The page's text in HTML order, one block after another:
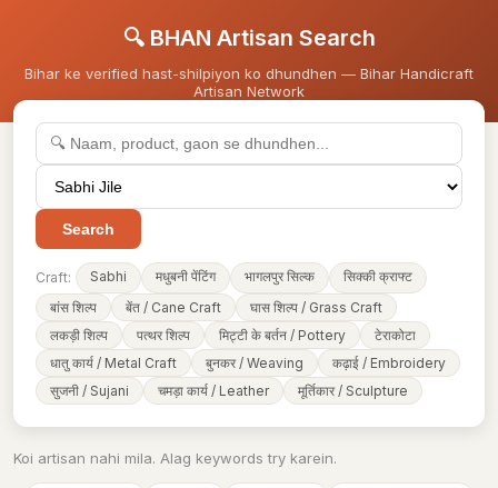
🔍 BHAN Artisan Search
Bihar ke verified hast-shilpiyon ko dhundhen — Bihar Handicraft
Artisan Network
Search
Craft: Sabhi मधुबनी पेंटिंग भागलपुर सिल्क
सिक्की क्राफ्ट
बांस शिल्प
बेंत / Cane Craft
घास शिल्प / Grass Craft
लकड़ी शिल्प
पत्थर शिल्प मिट्टी के बर्तन / Pottery
टेराकोटा
धातु कार्य / Metal Craft
बुनकर / Weaving
कढ़ाई / Embroidery
सुजनी / Sujani
चमड़ा कार्य / Leather मूर्तिकार / Sculpture
Koi artisan nahi mila. Alag keywords try karein.